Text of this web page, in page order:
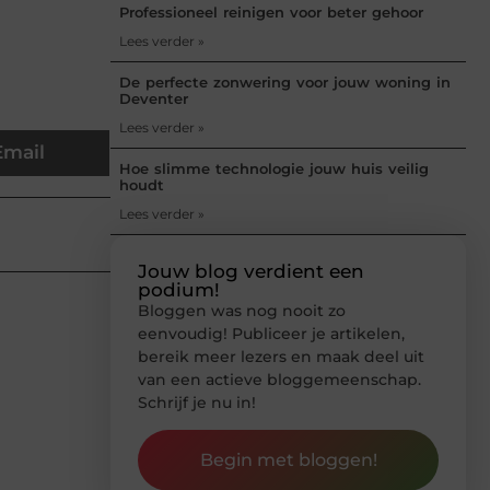
Professioneel reinigen voor beter gehoor
Lees verder »
De perfecte zonwering voor jouw woning in
Deventer
Lees verder »
Hoe slimme technologie jouw huis veilig
houdt
Lees verder »
Jouw blog verdient een
podium!
Bloggen was nog nooit zo
eenvoudig! Publiceer je artikelen,
bereik meer lezers en maak deel uit
van een actieve bloggemeenschap.
Schrijf je nu in!
Begin met bloggen!